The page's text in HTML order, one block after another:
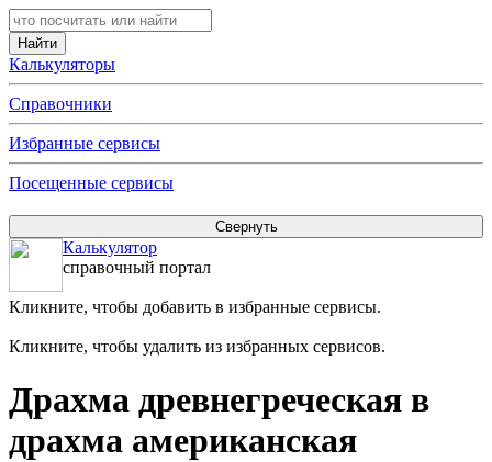
Калькуляторы
Справочники
Избранные сервисы
Посещенные сервисы
Калькулятор
справочный портал
Кликните, чтобы добавить в избранные сервисы.
Кликните, чтобы удалить из избранных сервисов.
Драхма древнегреческая в
драхма американская